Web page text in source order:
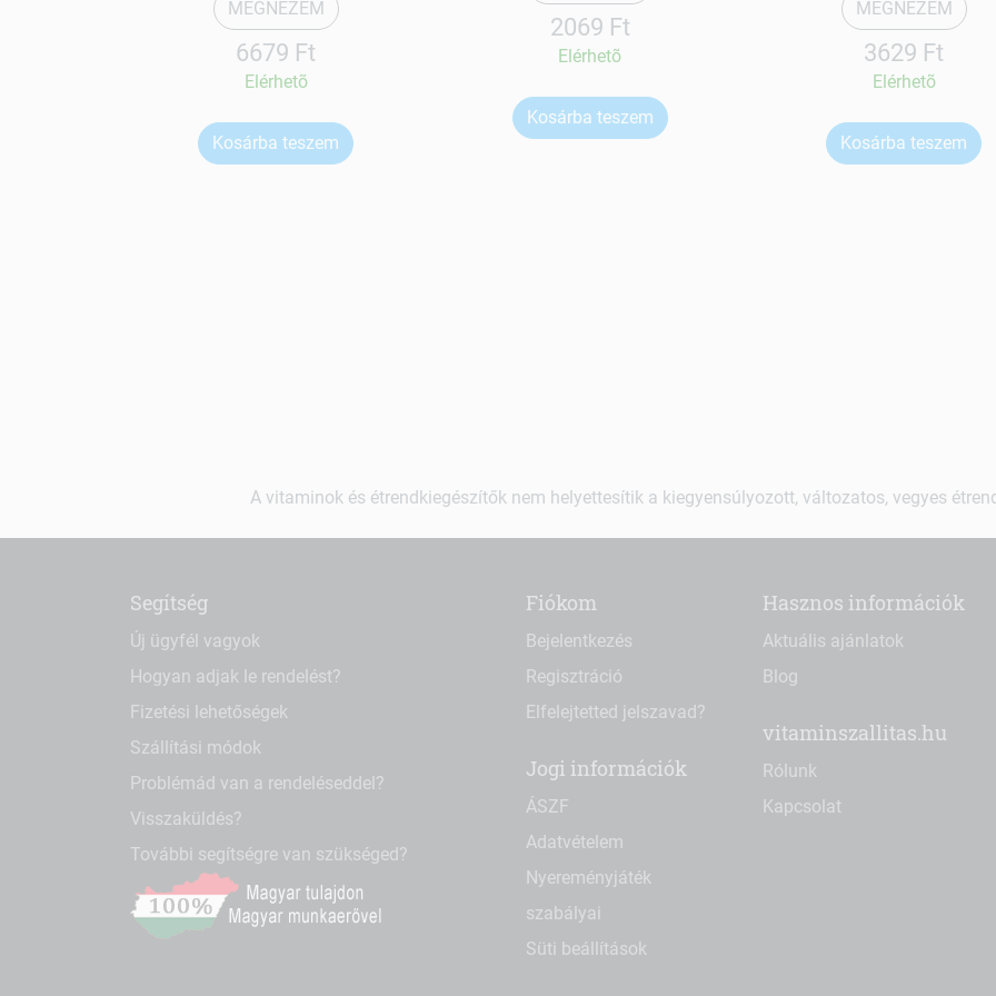
MEGNÉZEM
6679 Ft
Elérhetõ
Kosárba teszem
2069 Ft
Elérhetõ
Kosárba teszem
MEGNÉZEM
3629 Ft
Elérhetõ
Kosárba teszem
A vitaminok és étrendkiegészítők nem helyettesítik a kiegyensúlyozott, változatos, vegyes
Segítség
Új ügyfél vagyok
Hogyan adjak le rendelést?
Fizetési lehetőségek
Szállítási módok
Problémád van a rendeléseddel?
Visszaküldés?
További segítségre van szükséged?
Fiókom
Bejelentkezés
Regisztráció
Elfelejtetted jelszavad?
Jogi információk
ÁSZF
Adatvételem
Nyereményjáték
szabályai
Süti beállítások
Hasznos információk
Aktuális ajánlatok
Blog
vitaminszallitas.hu
Rólunk
Kapcsolat